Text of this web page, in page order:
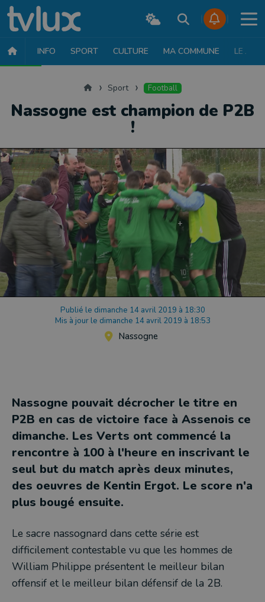
INFO SPORT CULTURE MA COMMUNE LE JT
AccueilSport Football
Nassogne est champion de P2B
!
Publié le dimanche 14 avril 2019 à 18:30
Mis à jour le dimanche 14 avril 2019 à 18:53
Nassogne
Nassogne pouvait décrocher le titre en
P2B en cas de victoire face à Assenois ce
dimanche. Les Verts ont commencé la
rencontre à 100 à l'heure en inscrivant le
seul but du match après deux minutes,
des oeuvres de Kentin Ergot. Le score n'a
plus bougé ensuite.
Le sacre nassognard dans cette série est
difficilement contestable vu que les hommes de
William Philippe présentent le meilleur bilan
offensif et le meilleur bilan défensif de la 2B.